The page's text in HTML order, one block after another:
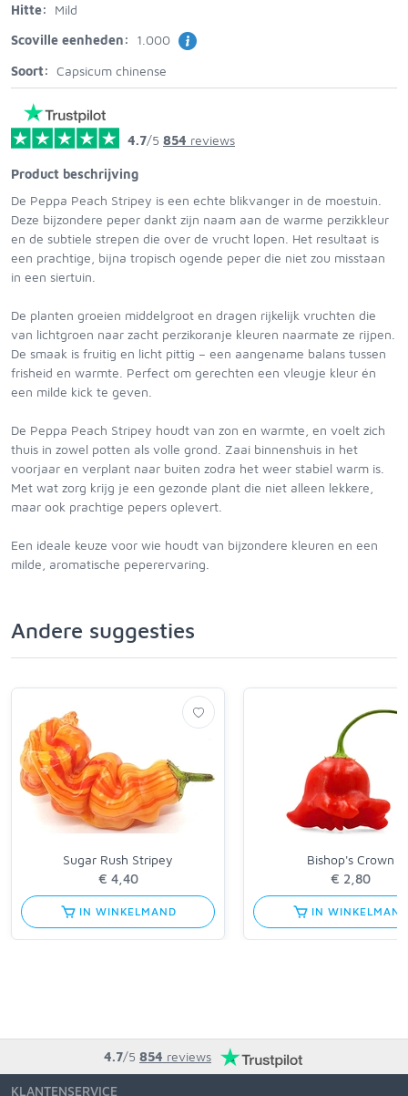
Hitte:
Mild
Scoville eenheden:
1.000
Soort: Capsicum chinense
4.7/5 854 reviews
Product beschrijving
De Peppa Peach Stripey is een echte blikvanger in de moestuin.
Deze bijzondere peper dankt zijn naam aan de warme perzikkleur
en de subtiele strepen die over de vrucht lopen. Het resultaat is
een prachtige, bijna tropisch ogende peper die niet zou misstaan
in een siertuin.
De planten groeien middelgroot en dragen rijkelijk vruchten die
van lichtgroen naar zacht perzikoranje kleuren naarmate ze rijpen.
De smaak is fruitig en licht pittig – een aangename balans tussen
frisheid en warmte. Perfect om gerechten een vleugje kleur én
een milde kick te geven.
De Peppa Peach Stripey houdt van zon en warmte, en voelt zich
thuis in zowel potten als volle grond. Zaai binnenshuis in het
voorjaar en verplant naar buiten zodra het weer stabiel warm is.
Met wat zorg krijg je een gezonde plant die niet alleen lekkere,
maar ook prachtige pepers oplevert.
Een ideale keuze voor wie houdt van bijzondere kleuren en een
milde, aromatische peperervaring.
Andere suggesties
Sugar Rush Stripey
€ 4,40
IN WINKELMAND
Bishop's Crown
€ 2,80
IN WINKELMAND
4.7/5 854 reviews
KLANTENSERVICE